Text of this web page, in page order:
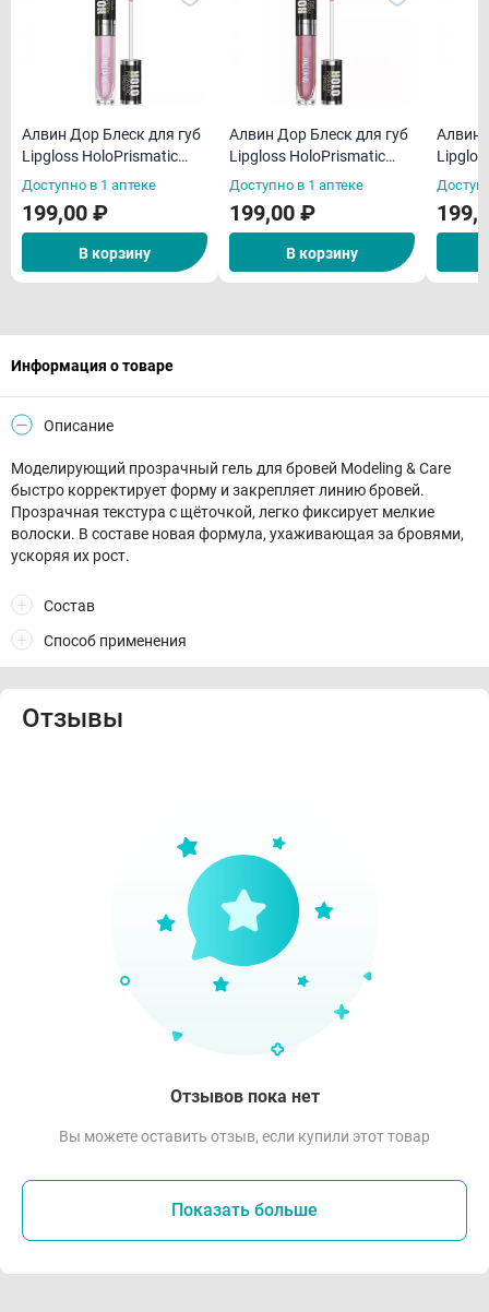
Алвин Дор Блеск для губ
Lipgloss HoloPrismatic
LG15 тон 02 5,6 г
Доступно в 1 аптеке
199,00 ₽
В корзину
Алвин Дор Блеск для губ
Lipgloss HoloPrismatic
LG15 тон 04 5,6 г
Доступно в 1 аптеке
199,00 ₽
В корзину
Алвин
LG15
Информация о товаре
Описание
Моделирующий прозрачный гель для бровей Modeling & Care
быстро корректирует форму и закрепляет линию бровей.
Прозрачная текстура с щёточкой, легко фиксирует мелкие
волоски. В составе новая формула, ухаживающая за бровями,
ускоряя их рост.
Состав
Способ применения
Отзывы
Отзывов пока нет
Вы можете оставить отзыв, если купили этот товар
Показать больше